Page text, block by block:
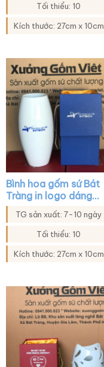
Tối thiểu: 10
Kích thước: 27cm x 10cm
Bình hoa gốm sứ Bát
Tràng in logo dáng
bom màu trắng XG-
LH41
TG sản xuất: 7-10 ngày
Tối thiểu: 10
Kích thước: 27cm x 10cm